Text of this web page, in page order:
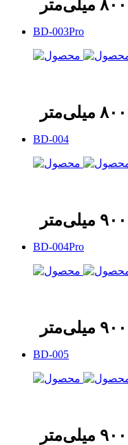
BD-003Pro
BD-004
BD-004Pro
BD-005